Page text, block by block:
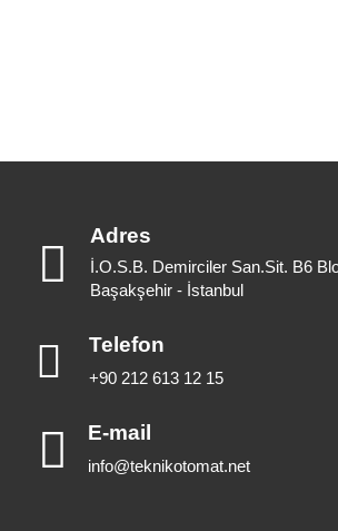
Adres
İ.O.S.B. Demirciler San.Sit. B6
Başakşehir - İstanbul
Telefon
+90 212 613 12 15
E-mail
info@teknikotomat.net